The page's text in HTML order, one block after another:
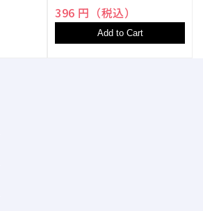
396 円（税込）
Add to Cart